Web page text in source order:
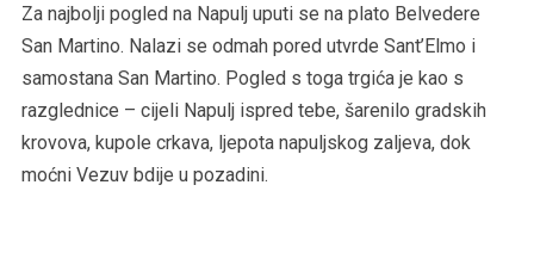
Za najbolji pogled na Napulj uputi se na plato Belvedere
San Martino. Nalazi se odmah pored utvrde Sant’Elmo i
samostana San Martino. Pogled s toga trgića je kao s
razglednice – cijeli Napulj ispred tebe, šarenilo gradskih
krovova, kupole crkava, ljepota napuljskog zaljeva, dok
moćni Vezuv bdije u pozadini.